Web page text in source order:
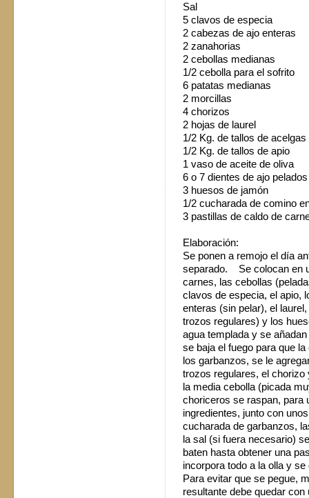
Sal
5 clavos de especia
2 cabezas de ajo enteras
2 zanahorias
2 cebollas medianas
1/2 cebolla para el sofrito
6 patatas medianas
2 morcillas
4 chorizos
2 hojas de laurel
1/2 Kg. de tallos de
1/2 Kg. de tallos de apio
1 vaso de aceite de oliva
6 o 7 dientes de ajo
3 huesos de jamón
1/2 cucharada de comino
3 pastillas de caldo de
Elaboración:
Se ponen a remojo el día
separado. Se colocan en
carnes, las cebollas
clavos de especia, el apio,
enteras (sin pelar), el
trozos regulares) y los
agua templada y se
se baja el fuego para que
los garbanzos, se le
trozos regulares, el
la media cebolla (picada
choriceros se raspan, para
ingredientes, junto con
cucharada de garbanzos,
la sal (si fuera necesario)
baten hasta obtener una
incorpora todo a la olla y
Para evitar que se pegue,
resultante debe quedar